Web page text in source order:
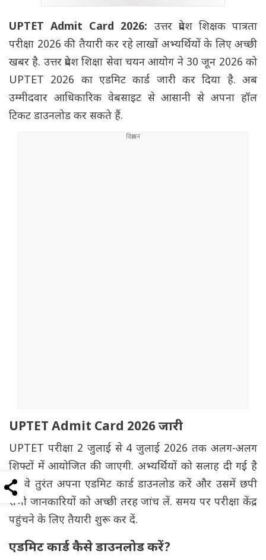
UPTET Admit Card 2026: उत्तर प्रदेश शिक्षक पात्रता
परीक्षा 2026 की तैयारी कर रहे लाखों अभ्यर्थियों के लिए अच्छी
खबर है. उत्तर प्रदेश शिक्षा सेवा चयन आयोग ने 30 जून 2026 को
UPTET 2026 का एडमिट कार्ड जारी कर दिया है. अब
उम्मीदवार आधिकारिक वेबसाइट से आसानी से अपना हॉल
टिकट डाउनलोड कर सकते हैं.
UPTET Admit Card 2026 जारी
UPTET परीक्षा 2 जुलाई से 4 जुलाई 2026 तक अलग-अलग
शिफ्टों में आयोजित की जाएगी. अभ्यर्थियों को सलाह दी गई है
कि वे तुरंत अपना एडमिट कार्ड डाउनलोड करें और उसमें छपी
सभी जानकारियों को अच्छी तरह जांच लें. समय पर परीक्षा केंद्र
पहुंचने के लिए तैयारी शुरू कर दें.
एडमिट कार्ड कैसे डाउनलोड करें?